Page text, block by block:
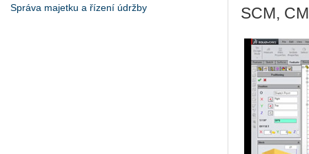
Správa majetku a řízení údržby
SCM,